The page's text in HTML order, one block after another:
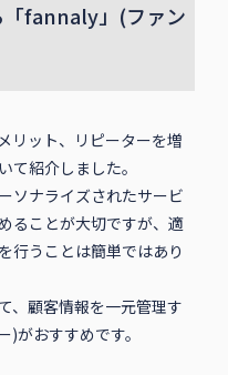
「fannaly」(ファン
リット、リピーターを増
て紹介しました。
ソナライズされたサービ
ることが大切ですが、適
行うことは簡単ではあり
、顧客情報を一元管理す
がおすすめです。